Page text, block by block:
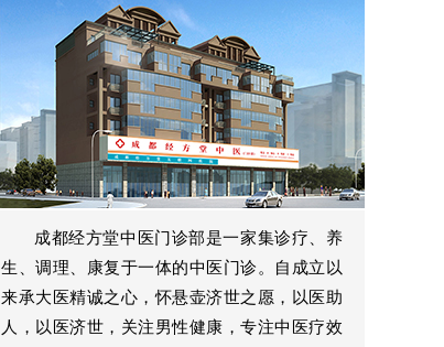
成都经方堂中医门诊部是一家集诊疗、养
生、调理、康复于一体的中医门诊。自成立以
来承大医精诚之心，怀悬壶济世之愿，以医助
人，以医济世，关注男性健康，专注中医疗效